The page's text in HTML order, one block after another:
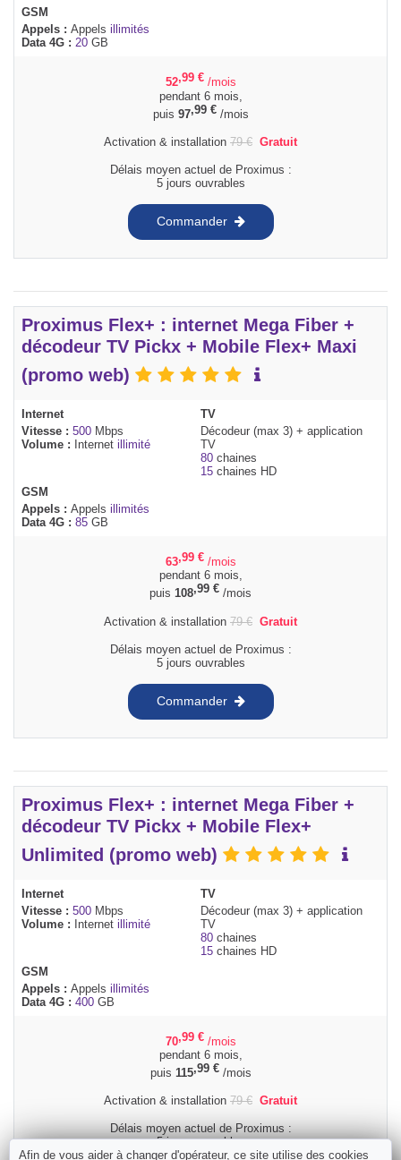
GSM
Appels : Appels illimités
Data 4G : 20 GB
52,99 € /mois
pendant 6 mois,
puis 97,99 €/mois
Activation & installation 79€ Gratuit
Délais moyen actuel de Proximus :
5 jours ouvrables
Commander
Proximus Flex+ : internet Mega Fiber +
décodeur TV Pickx + Mobile Flex+ Maxi
(promo web)
Internet
Vitesse : 500 Mbps
Volume :
Internet illimité
TV
Décodeur (max 3) + application
TV
80 chaines
15 chaines HD
GSM
Appels : Appels illimités
Data 4G : 85 GB
63,99 € /mois
pendant 6 mois,
puis 108,99 € /mois
Activation & installation 79€ Gratuit
Délais moyen actuel de Proximus :
5 jours ouvrables
Commander
Proximus Flex+ : internet Mega Fiber +
décodeur TV Pickx + Mobile Flex+
Unlimited (promo web)
Internet
Vitesse : 500 Mbps
Volume : Internet illimité
TV
Décodeur (max 3) + application
TV
80 chaines
15 chaines HD
GSM
Appels : Appels illimités
Data 4G : 400 GB
70,99 € /mois
pendant 6 mois,
puis 115,99 €/mois
Activation & installation 79€ Gratuit
Délais moyen actuel de Proximus :
5 jours ouvrables
Afin de vous aider à changer d'opérateur, ce site utilise des cookies